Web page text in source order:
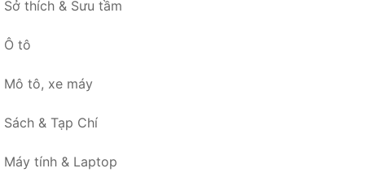
Sở thích & Sưu tầm
Ô tô
Mô tô, xe máy
Sách & Tạp Chí
Máy tính & Laptop